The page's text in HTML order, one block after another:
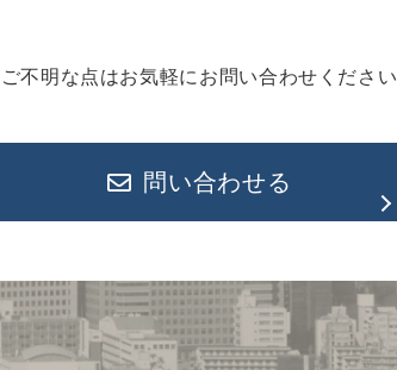
ご不明な点はお気軽にお問い合わせください
問い合わせる